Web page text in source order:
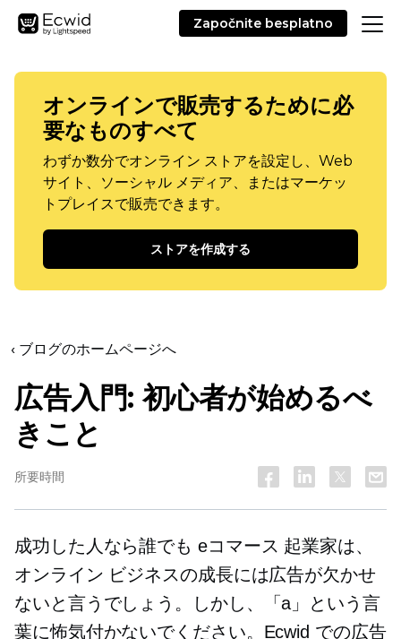
Započnite besplatno
オンラインで販売するために必
要なものすべて
わずか数分でオンライン ストアを設定し、Web
サイト、ソーシャル メディア、またはマーケッ
トプレイスで販売できます。
ストアを作成する
‹ ブログのホームページへ
広告入門: 初心者が始めるべ
きこと
所要時間
成功した人なら誰でも eコマース 起業家は、
オンライン ビジネスの成長には広告が欠かせ
ないと言うでしょう。しかし、「a」という言
葉に怖気付かないでください。Ecwid での広告